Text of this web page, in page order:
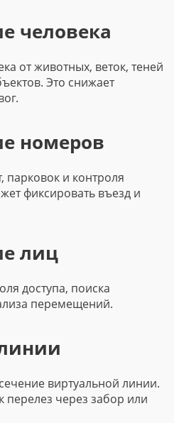
человека
от животных, веток, теней
Это снижает
номеров
и контроля
фиксировать въезд и
лиц
доступа, поиска
перемещений.
виртуальной линии.
через забор или